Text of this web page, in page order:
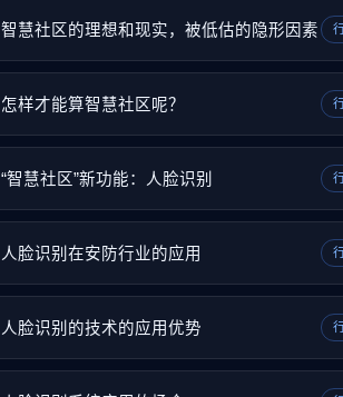
智慧社区的理想和现实，被低估的隐形因素
怎样才能算智慧社区呢？
“智慧社区”新功能：人脸识别
人脸识别在安防行业的应用
人脸识别的技术的应用优势